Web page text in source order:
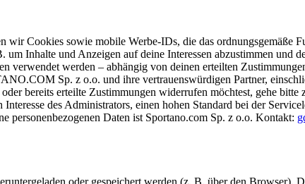
Cookies sowie mobile Werbe-IDs, die das ordnungsgemäße
Inhalte und Anzeigen auf deine Interessen abzustimmen und
verwendet werden – abhängig von deinen erteilten
Sp. z o.o. und ihre vertrauenswürdigen Partner,
bereits erteilte Zustimmungen widerrufen möchtest, gehe
des Administrators, einen hohen Standard bei der
personenbezogenen Daten ist Sportano.com Sp. z o.o. Kontakt:
oder gespeichert werden (z. B. über den Browser).